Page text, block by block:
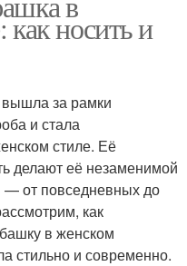
как носить и
за рамки
и стала
стиле. Её
делают её незаменимой
— от повседневных до
как
в женском
стильно и современно.